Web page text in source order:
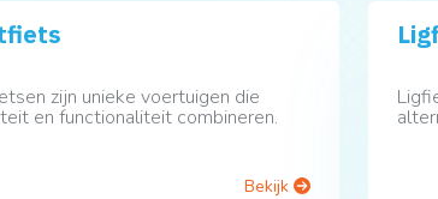
zijn unieke voertuigen die
en functionaliteit combineren.
Bekijk